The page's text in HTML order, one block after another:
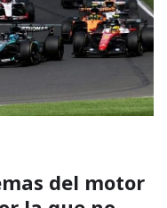
del motor